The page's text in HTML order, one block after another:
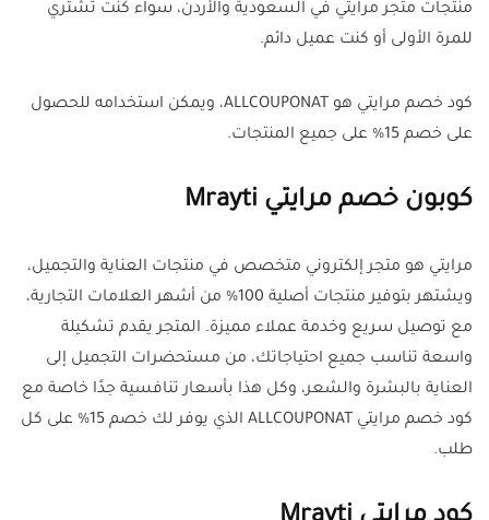
منتجات متجر مرايتي في السعودية والأردن، سواء كنت تشتري
للمرة الأولى أو كنت عميل دائم.
كود خصم مرايتي هو ALLCOUPONAT، ويمكن استخدامه للحصول
على خصم 15% على جميع المنتجات.
كوبون خصم مرايتي Mrayti
مرايتي هو متجر إلكتروني متخصص في منتجات العناية والتجميل،
ويشتهر بتوفير منتجات أصلية 100% من أشهر العلامات التجارية،
مع توصيل سريع وخدمة عملاء مميزة. المتجر يقدم تشكيلة
واسعة تناسب جميع احتياجاتك، من مستحضرات التجميل إلى
العناية بالبشرة والشعر، وكل هذا بأسعار تنافسية جدًا خاصة مع
كود خصم مرايتي ALLCOUPONAT الذي يوفر لك خصم 15% على كل
طلب.